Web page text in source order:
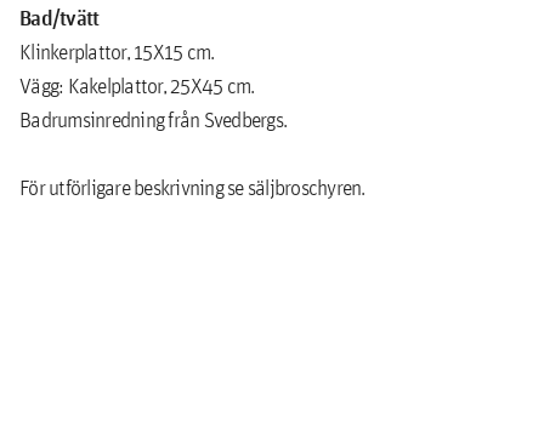
Bad/tvätt
Klinkerplattor, 15X15 cm.
Vägg: Kakelplattor, 25X45 cm.
Badrumsinredning från Svedbergs.
För utförligare beskrivning se säljbroschyren.